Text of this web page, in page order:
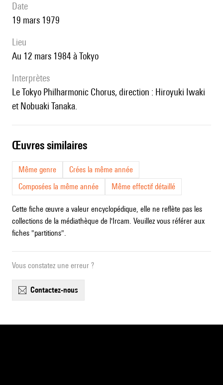
date
19 mars 1979
lieu
au 12 mars 1984 à Tokyo
interprètes
le Tokyo Philharmonic Chorus, direction : Hiroyuki Iwaki
et Nobuaki Tanaka.
œuvres similaires
Même genre
Crées la même année
Composées la même année
Même effectif détaillé
Cette fiche œuvre a valeur encyclopédique, elle ne reflète pas les
collections de la médiathèque de l'Ircam. Veuillez vous référer aux
fiches "partitions".
Vous constatez une erreur ?
contactez-nous